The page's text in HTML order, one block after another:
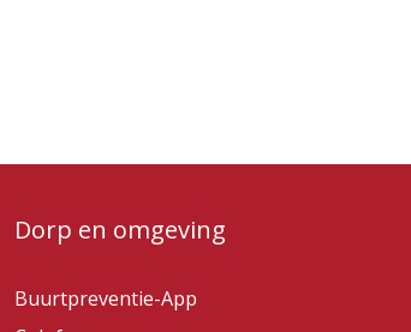
Dorp en omgeving
Buurtpreventie-App